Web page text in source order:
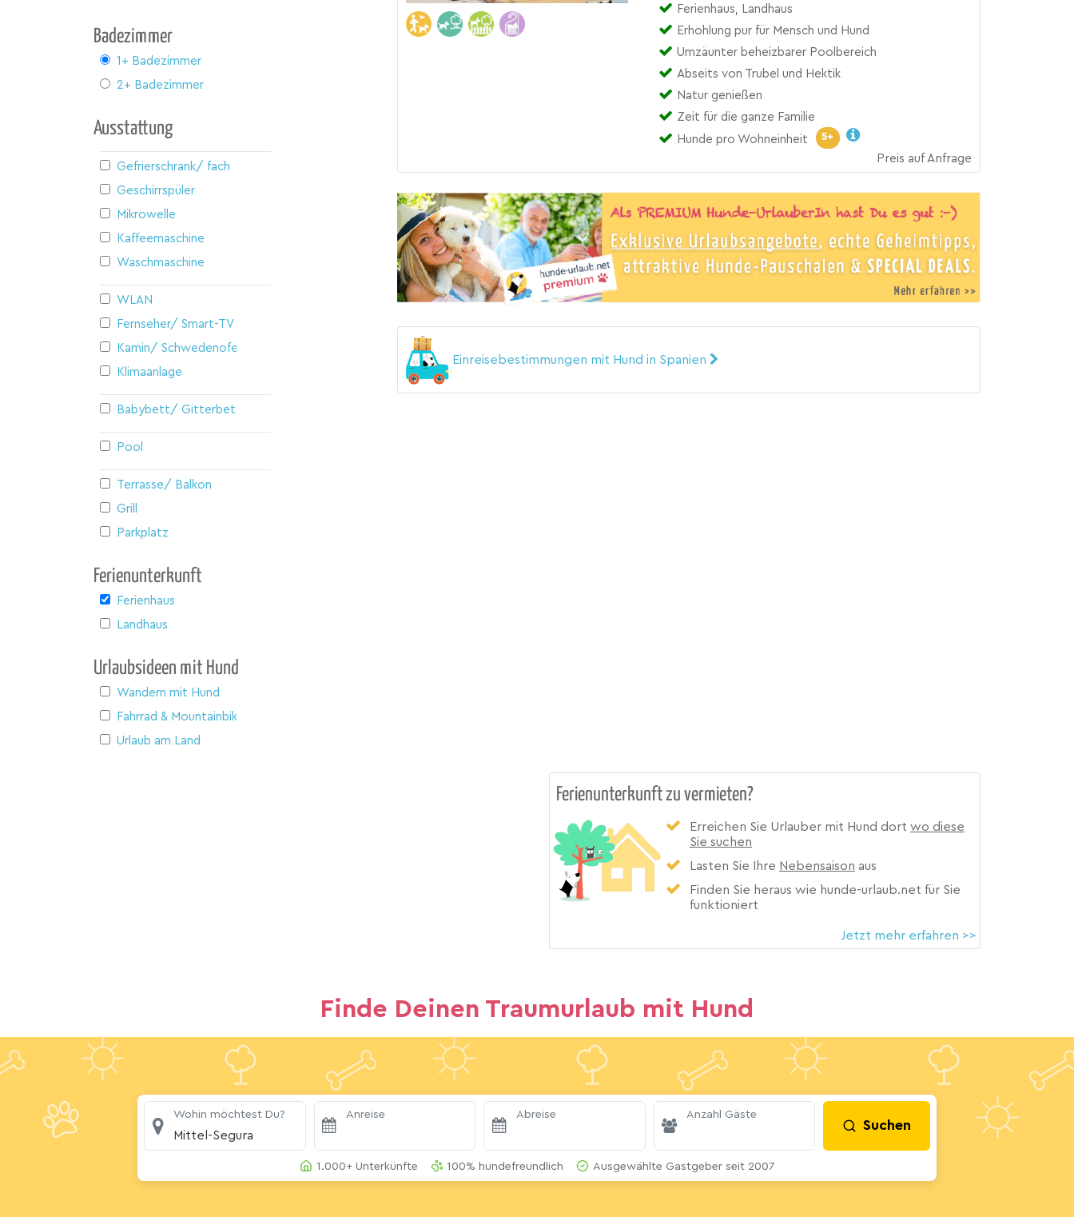
Badezimmer
1+ Badezimmer
2+ Badezimmer
Ausstattung
Gefrierschrank/ fach
Geschirrspüler
Mikrowelle
Kaffeemaschine
Waschmaschine
WLAN
Fernseher/ Smart-TV
Kamin/ Schwedenofen
Klimaanlage
Babybett/ Gitterbett
Pool
Terrasse/ Balkon
Grill
Parkplatz
Ferienunterkunft
Ferienhaus
Landhaus
Urlaubsideen mit Hund
Wandern mit Hund
Fahrrad & Mountainbike
Urlaub am Land
Ferienhaus, Landhaus
Erhohlung pur für Mensch und Hund
Umzäunter beheizbarer Poolbereich
Abseits von Trubel und Hektik
Natur genießen
Zeit für die ganze Familie
Hunde pro Wohneinheit
5+
Preis auf Anfrage
Einreisebestimmungen mit Hund in Spanien
Ferienunterkunft zu vermieten?
Erreichen Sie Urlauber mit Hund dort wo diese
Sie suchen
Lasten Sie Ihre Nebensaison aus
Finden Sie heraus wie hunde-urlaub.net für Sie
funktioniert
Jetzt mehr erfahren >>
Finde Deinen Traumurlaub mit Hund
Wohin möchtest Du?
Mittel-Segura
Anreise Abreise Anzahl Gäste
Suchen
1.000+ Unterkünfte 100% hundefreundlich Ausgewählte Gastgeber seit 2007